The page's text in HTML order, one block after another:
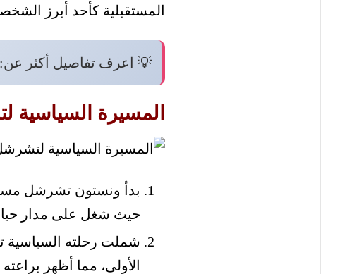
المستقبلية كأحد أبرز
💡 اعرف تفاصيل أكثر عن:
المسيرة السياسية
حيث شغل على مدار
شملت رحلته السياسية
الأولى، مما أظهر